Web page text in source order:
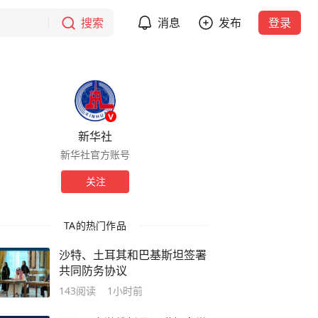
搜索 消息 发布 登录
新华社
新华社官方账号
关注
TA的热门作品
沙特、土耳其和巴基斯坦签署
共同防务协议
143阅读 1小时前